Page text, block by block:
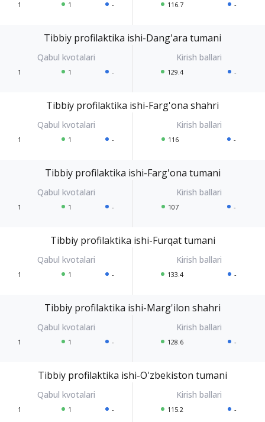
1 1 - 116.7 -
Tibbiy profilaktika ishi-Dang'ara tumani
1 1 - 129.4 -
Tibbiy profilaktika ishi-Farg'ona shahri
1 1 - 116 -
Tibbiy profilaktika ishi-Farg'ona tumani
1 1 - 107 -
Tibbiy profilaktika ishi-Furqat tumani
1 1 - 133.4 -
Tibbiy profilaktika ishi-Marg'ilon shahri
1 1 - 128.6 -
Tibbiy profilaktika ishi-O'zbekiston tumani
1 1 - 115.2 -